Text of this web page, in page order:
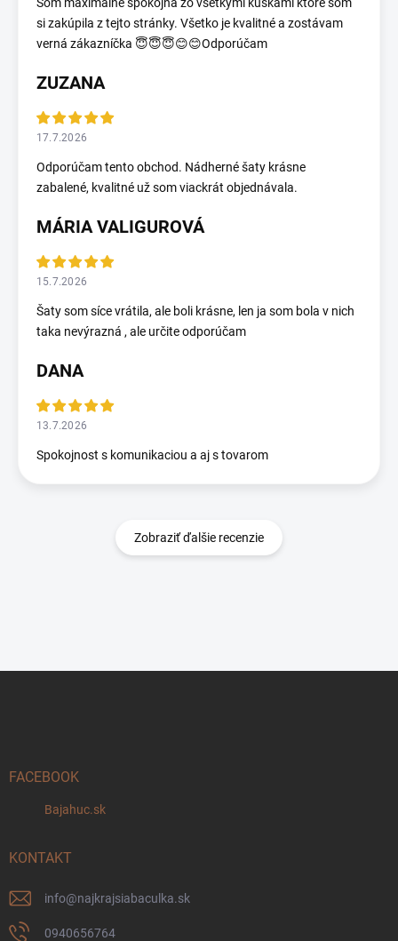
si zakúpila z tejto stránky. Všetko je kvalitné a zostávam
verná zákazníčka 😇😇😇😊😊Odporúčam
ZUZANA
17.7.2026
Odporúčam tento obchod. Nádherné šaty krásne
zabalené, kvalitné už som viackrát objednávala.
MÁRIA VALIGUROVÁ
15.7.2026
Šaty som síce vrátila, ale boli krásne, len ja som bola v nich
taka nevýrazná , ale určite odporúčam
DANA
13.7.2026
Spokojnost s komunikaciou a aj s tovarom
Zobraziť ďalšie recenzie
FACEBOOK
Bajahuc.sk
KONTAKT
info@najkrajsiabaculka.sk
0940656764